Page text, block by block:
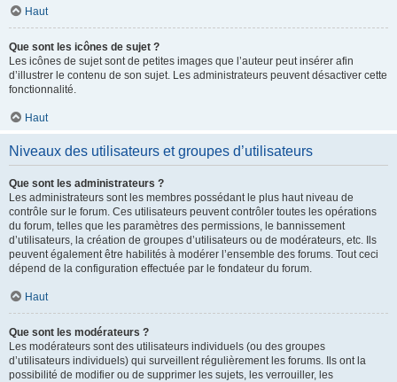
Haut
Que sont les icônes de sujet ?
Les icônes de sujet sont de petites images que l’auteur peut insérer afin
d’illustrer le contenu de son sujet. Les administrateurs peuvent désactiver cette
fonctionnalité.
Haut
Niveaux des utilisateurs et groupes d’utilisateurs
Que sont les administrateurs ?
Les administrateurs sont les membres possédant le plus haut niveau de
contrôle sur le forum. Ces utilisateurs peuvent contrôler toutes les opérations
du forum, telles que les paramètres des permissions, le bannissement
d’utilisateurs, la création de groupes d’utilisateurs ou de modérateurs, etc. Ils
peuvent également être habilités à modérer l’ensemble des forums. Tout ceci
dépend de la configuration effectuée par le fondateur du forum.
Haut
Que sont les modérateurs ?
Les modérateurs sont des utilisateurs individuels (ou des groupes
d’utilisateurs individuels) qui surveillent régulièrement les forums. Ils ont la
possibilité de modifier ou de supprimer les sujets, les verrouiller, les